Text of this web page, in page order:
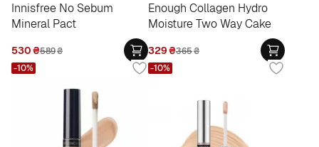
Innisfree No Sebum
Mineral Pact
530₴589₴
Enough Collagen Hydro
Moisture Two Way Cake
329₴365₴
-10% -10%